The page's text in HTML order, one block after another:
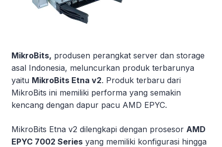
MikroBits, produsen perangkat server dan storage
asal Indonesia, meluncurkan produk terbarunya
yaitu MikroBits Etna v2. Produk terbaru dari
MikroBits ini memiliki performa yang semakin
kencang dengan dapur pacu AMD EPYC.
MikroBits Etna v2 dilengkapi dengan prosesor AMD
EPYC 7002 Series yang memiliki konfigurasi hingga